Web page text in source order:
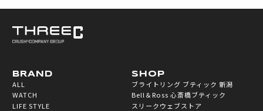
BRAND
ALL
WATCH
LIFE STYLE
SHOP
ブライトリング ブティック 新潟
Bell＆Ross 心斎橋ブティック
スリークウェブストア